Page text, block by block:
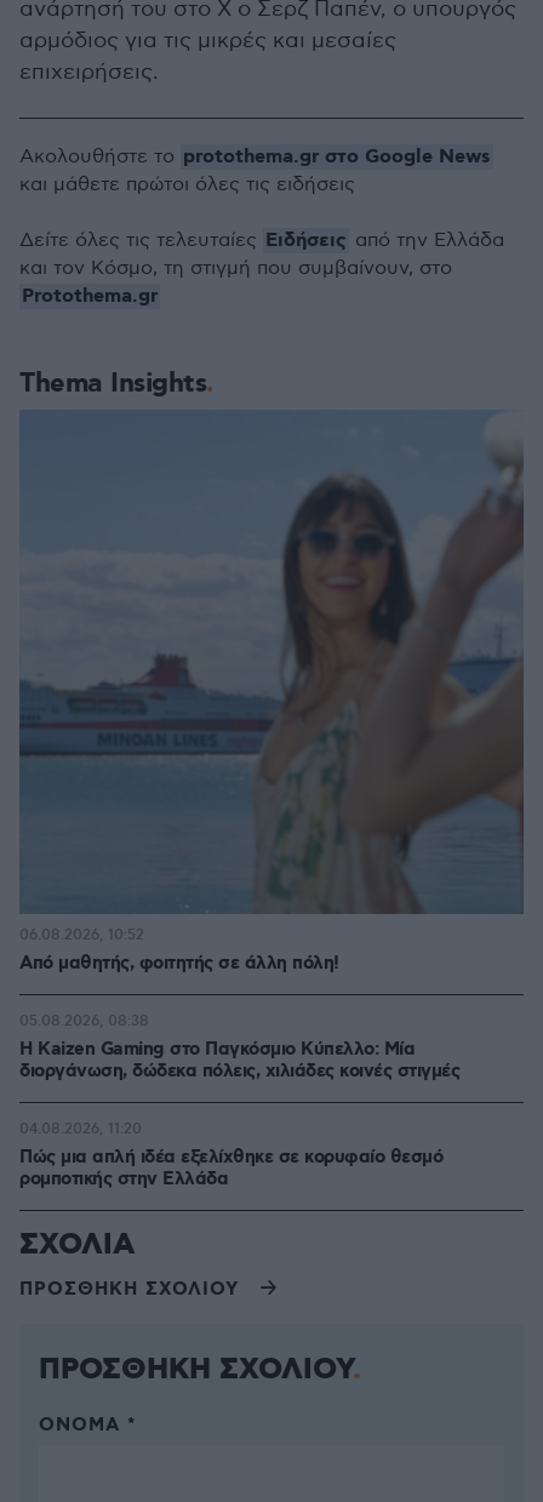
ανάρτησή του στο Χ ο Σερζ Παπέν, ο υπουργός
αρμόδιος για τις μικρές και μεσαίες
επιχειρήσεις.
Thema Insights
Από μαθητής, φοιτητής σε άλλη πόλη!
06.08.2026, 10:52
H Kaizen Gaming στο Παγκόσμιο Kύπελλο: Μία
διοργάνωση, δώδεκα πόλεις, χιλιάδες κοινές στιγμές
05.08.2026, 08:38
Πώς μια απλή ιδέα εξελίχθηκε σε κορυφαίο θεσμό
ρομποτικής στην Ελλάδα
04.08.2026, 11:20
Ακολουθήστε το protothema.gr στο Google News
και μάθετε πρώτοι όλες τις ειδήσεις
Δείτε όλες τις τελευταίες Ειδήσεις από την Ελλάδα
και τον Κόσμο, τη στιγμή που συμβαίνουν, στο
Protothema.gr
ΣΧΟΛΙΑ
ΠΡΟΣΘΗΚΗ ΣΧΟΛΙΟΥ
ΠΡΟΣΘΗΚΗ ΣΧΟΛΙΟΥ
ΌΝΟΜΑ *